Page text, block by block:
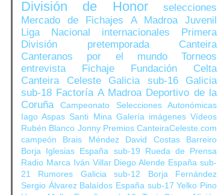
División de Honor
selecciones
Mercado de Fichajes
A Madroa
Juvenil
Liga Nacional
internacionales
Primera
División
pretemporada
Canteira
Canteranos por el mundo
Torneos
entrevista
Fichaje
Fundación Celta
Canteira Celeste
Galicia sub-16
Galicia
sub-18 Factoría A Madroa Deportivo de la
Coruña
Campeonato Selecciones Autonómicas
Iago Aspas Santi Mina Galería imágenes Vídeos
Rubén Blanco Jonny Premios CanteiraCeleste.com
campeón
Brais Méndez David Costas
Barreiro
Borja Iglesias
España sub-19
Rueda de Prensa
Radio Marca
Iván Villar Diego Alende España sub-
21
Rumores Galicia sub-12
Borja Fernández
Sergio Álvarez Balaídos España sub-17 Yelko Pino